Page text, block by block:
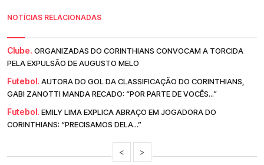
NOTÍCIAS RELACIONADAS
Clube. ORGANIZADAS DO CORINTHIANS CONVOCAM A TORCIDA
PELA EXPULSÃO DE AUGUSTO MELO
Futebol. AUTORA DO GOL DA CLASSIFICAÇÃO DO CORINTHIANS,
GABI ZANOTTI MANDA RECADO: “POR PARTE DE VOCÊS...”
Futebol. EMILY LIMA EXPLICA ABRAÇO EM JOGADORA DO
CORINTHIANS: “PRECISAMOS DELA...”
< >